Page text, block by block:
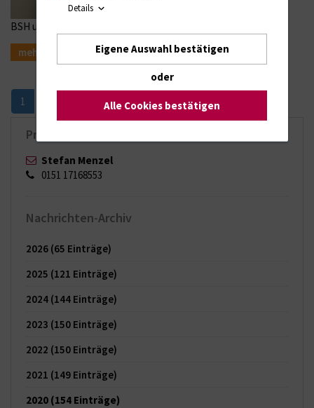
BSH und Universität Rostock unterstützen mit Hilfsaktion
mehr
1
Pressekontakt
Stefan Menzel
0151 17168553
Nachrichten-Archiv
2026 (65 Einträge)
2025 (121 Einträge)
2024 (144 Einträge)
2023 (150 Einträge)
2022 (150 Einträge)
2021 (149 Einträge)
2020 (154 Einträge)
Details
Eigene Auswahl bestätigen
oder
Alle Cookies bestätigen